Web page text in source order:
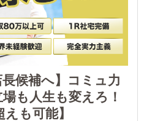
長候補へ】コミュ力
も人生も変えろ！
えも可能】